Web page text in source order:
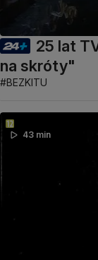
25 lat
na skróty"
#BEZKITU
43 min